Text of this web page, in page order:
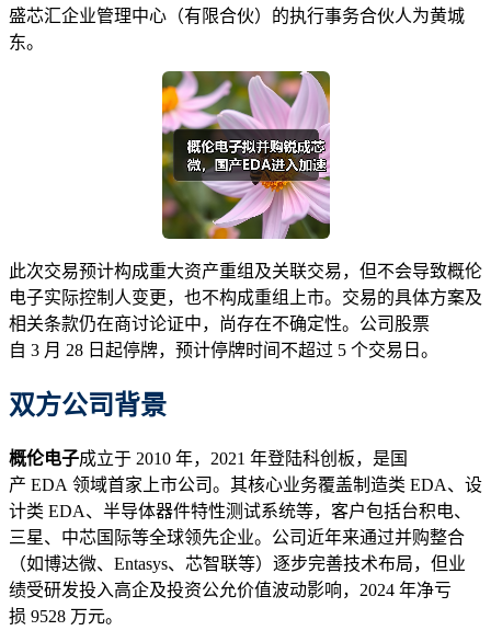
盛芯汇企业管理中心（有限合伙）的执行事务合伙人为黄城
东。
此次交易预计构成重大资产重组及关联交易，但不会导致概伦
电子实际控制人变更，也不构成重组上市。交易的具体方案及
相关条款仍在商讨论证中，尚存在不确定性。公司股票
自 3 月 28 日起停牌，预计停牌时间不超过 5 个交易日。
双方公司背景
概伦电子成立于 2010 年，2021 年登陆科创板，是国
产 EDA 领域首家上市公司。其核心业务覆盖制造类 EDA、设
计类 EDA、半导体器件特性测试系统等，客户包括台积电、
三星、中芯国际等全球领先企业。公司近年来通过并购整合
（如博达微、Entasys、芯智联等）逐步完善技术布局，但业
绩受研发投入高企及投资公允价值波动影响，2024 年净亏
损 9528 万元。